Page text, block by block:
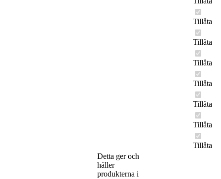
Tillåta
Tillåta
Tillåta
Tillåta
Tillåta
Tillåta
Tillåta
Detta ger och
håller
produkterna i